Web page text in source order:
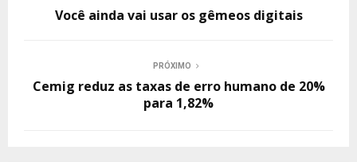
Você ainda vai usar os gêmeos digitais
PRÓXIMO
Cemig reduz as taxas de erro humano de 20%
para 1,82%